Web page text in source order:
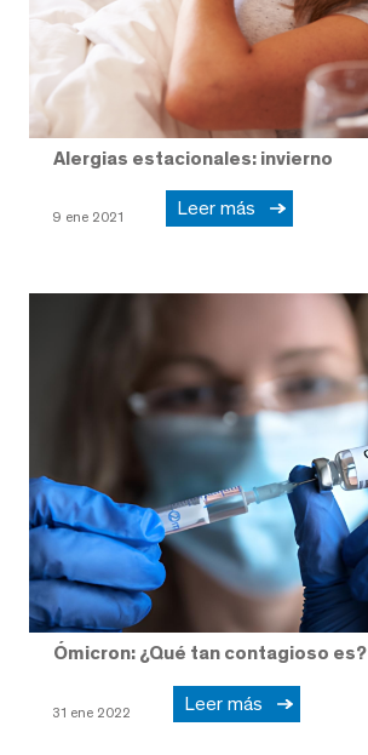
Alergias estacionales: invierno
9 ene 2021 Leer más
Ómicron: ¿Qué tan contagioso es?
31 ene 2022 Leer más